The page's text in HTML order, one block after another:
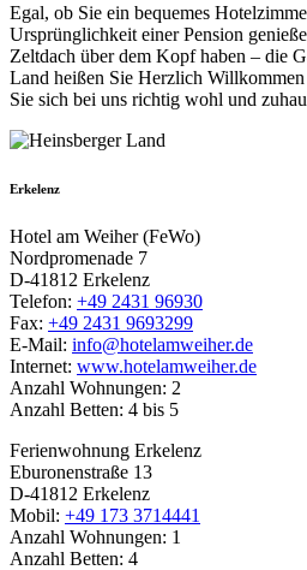
Egal, ob Sie ein bequemes
Ursprünglichkeit einer Pension
Zeltdach über dem Kopf haben – die
Land heißen Sie Herzlich
Sie sich bei uns richtig wohl und
Erkelenz
Hotel am Weiher (FeWo)
Nordpromenade 7
D-41812 Erkelenz
Telefon: +49 2431 96930
Fax: +49 2431 9693299
E-Mail: info@hotelamweiher.de
Internet: www.hotelamweiher.de
Anzahl Wohnungen: 2
Anzahl Betten: 4 bis 5
Ferienwohnung Erkelenz
Eburonenstraße 13
D-41812 Erkelenz
Mobil: +49 173 3714441
Anzahl Wohnungen: 1
Anzahl Betten: 4